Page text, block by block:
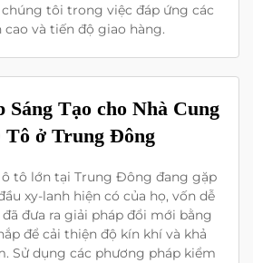
tôi trong việc đáp ứng các
cao và tiến độ giao hàng.
Sáng Tạo cho Nhà Cung
Tô ở Trung Đông
tô lớn tại Trung Đông đang gặp
xy-lanh hiện có của họ, vốn dễ
đưa ra giải pháp đổi mới bằng
để cải thiện độ kín khí và khả
Sử dụng các phương pháp kiểm